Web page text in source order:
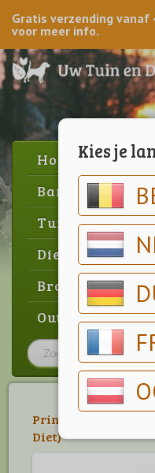
Kies je
Gratis verzending vanaf
voor meer info.
Home
Barbecue
Tuin
Dier
Brood & gebak
Outlet
Prins
Prins
Diet)